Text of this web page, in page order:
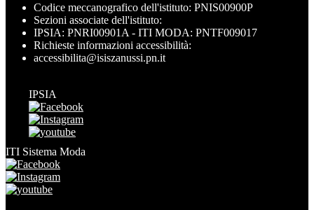
Codice meccanografico dell'istituto: PNIS00900P
Sezioni associate dell'istituto:
IPSIA: PNRI00901A - ITI MODA: PNTF009017
Richieste informazioni accessibilità:
accessibilita@isiszanussi.pn.it
IPSIA
ITI Sistema Moda